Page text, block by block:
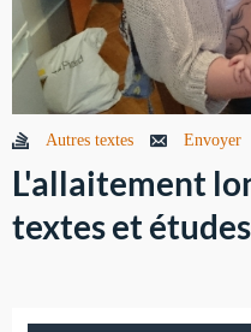
Autres textes Envoyer
L'allaitement
textes et études